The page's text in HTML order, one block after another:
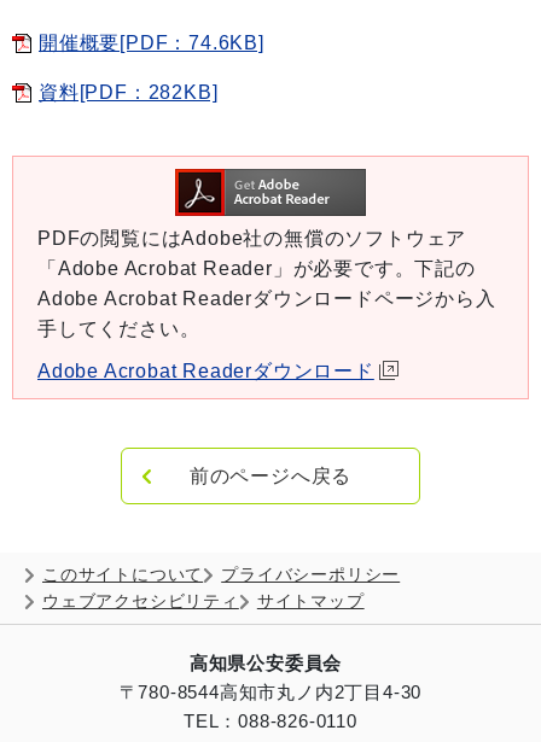
開催概要[PDF：74.6KB]
資料[PDF：282KB]
PDFの閲覧にはAdobe社の無償のソフトウェア
「Adobe Acrobat Reader」が必要です。下記の
Adobe Acrobat Readerダウンロードページから入
手してください。
Adobe Acrobat Readerダウンロード
前のページへ戻る
このサイトについて
プライバシーポリシー
ウェブアクセシビリティ
サイトマップ
高知県公安委員会
〒780-8544高知市丸ノ内2丁目4-30
TEL：088-826-0110